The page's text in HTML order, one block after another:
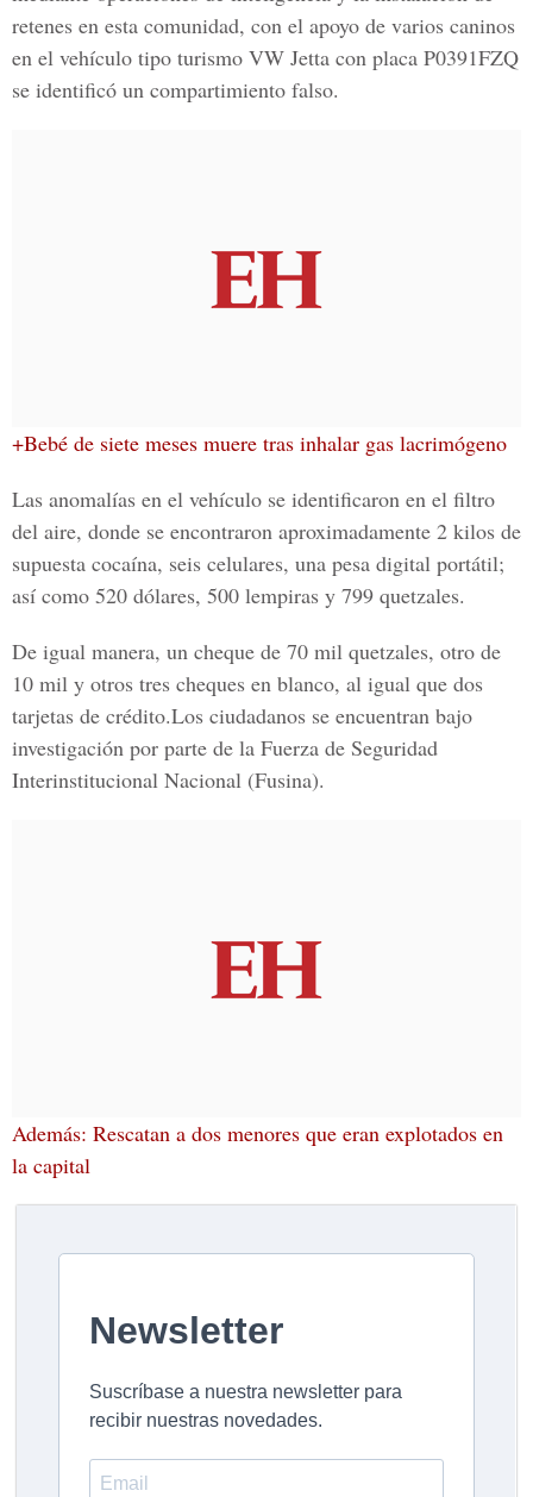
retenes en esta comunidad, con el apoyo de varios caninos
en el vehículo tipo turismo VW Jetta con placa P0391FZQ
se identificó un compartimiento falso.
+Bebé de siete meses muere tras inhalar gas lacrimógeno
Las anomalías en el vehículo se identificaron en el filtro
del aire, donde se encontraron aproximadamente 2 kilos de
supuesta cocaína, seis celulares, una pesa digital portátil;
así como 520 dólares, 500 lempiras y 799 quetzales.
De igual manera, un cheque de 70 mil quetzales, otro de
10 mil y otros tres cheques en blanco, al igual que dos
tarjetas de crédito.Los ciudadanos se encuentran bajo
investigación por parte de la Fuerza de Seguridad
Interinstitucional Nacional (Fusina).
Además: Rescatan a dos menores que eran explotados en
la capital